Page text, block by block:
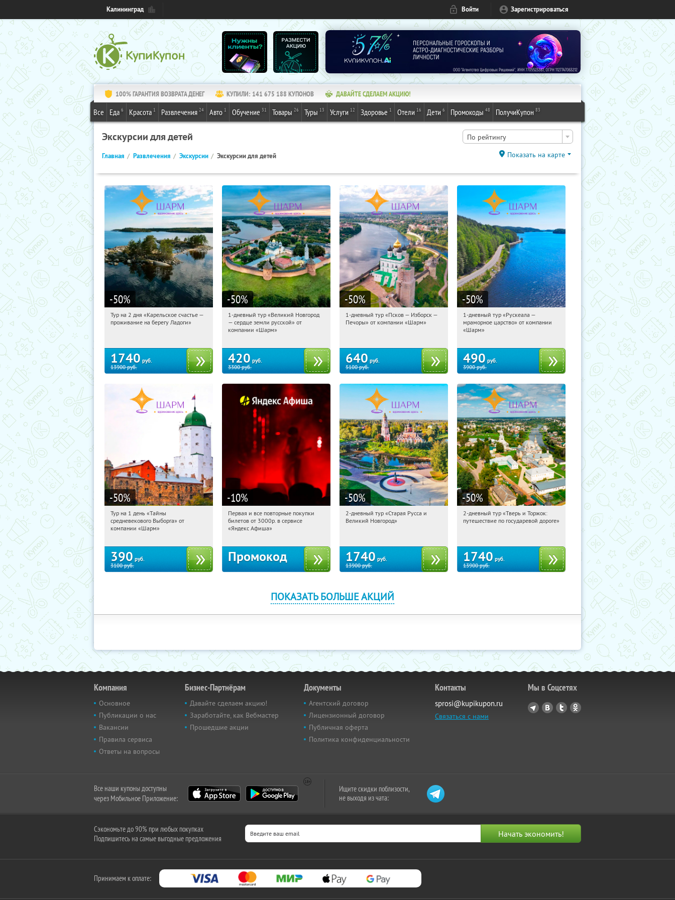
Калининград Войти Зарегистрироваться
100% ГАРАНТИЯ ВОЗВРАТА ДЕНЕГ КУПИЛИ: 141 675 188 КУПОНОВ ДАВАЙТЕ СДЕЛАЕМ АКЦИЮ!
Все Еда 6 Красота 1 Развлечения 24 Авто 1 Обучение 31 Товары 26 Туры 13 Услуги 12 Здоровье 1 Отели 16 Дети 6 Промокоды 48 ПолучиКупон 83
Экскурсии для детей По рейтингу
Главная Развлечения Экскурсии Экскурсии для детей Показать на карте
-50%
06:11:59 Купили:39
Тур на 2 дня «Карельское счастье —
проживание на берегу Ладоги»
1740 руб.
13900руб.
-50%
06:11:59 Купили:22
Достоевская
1-дневный тур «Великий Новгород
— сердце земли русской» от
компании «Шарм»
420 руб.
3300руб.
-50%
06:11:59 Купили:12
1-дневный тур «Псков — Изборск —
Печоры» от компании «Шарм»
640 руб.
5100руб.
-50%
06:11:59 Купили:
Достоевская
1-дневный тур «Рускеала —
мраморное царство» от компании
«Шарм»
490 руб.
3900руб.
-50%
06:11:59
Достоевская
Тур на 1 день «Тайны
средневекового Выборга» от
компании «Шарм»
390 руб.
3100руб.
-10%
06:11:59 Получили:
Россия
Первая и все повторные покупки
билетов от 3000р. в сервисе
«Яндекс Афиша»
Промокод
-50%
06:11:59 Купили:
2-дневный тур «Старая Русса и
Великий Новгород»
1740 руб.
13900руб.
-50%
06:11:59 Купили:
2-дневный тур «Тверь и Торжок:
путешествие по государевой дороге»
1740 руб.
13900руб.
ПОКАЗАТЬ БОЛЬШЕ АКЦИЙ
Компания
Основное
Публикации о нас
Вакансии
Правила сервиса
Ответы на вопросы
Бизнес-Партнёрам
Давайте сделаем акцию!
Заработайте, как Вебмастер
Прошедшие акции
Документы
Агентский договор
Лицензионный договор
Публичная оферта
Политика конфиденциальности
Контакты
sprosi@kupikupon.ru
Связаться с нами
Мы в Соцсетях
Все наши купоны доступны
через Мобильное Приложение:
Ищите скидки поблизости,
не выходя из чата:
Сэкономьте до 90% при любых покупках
Подпишитесь на самые выгодные предложения
Принимаем к оплате: